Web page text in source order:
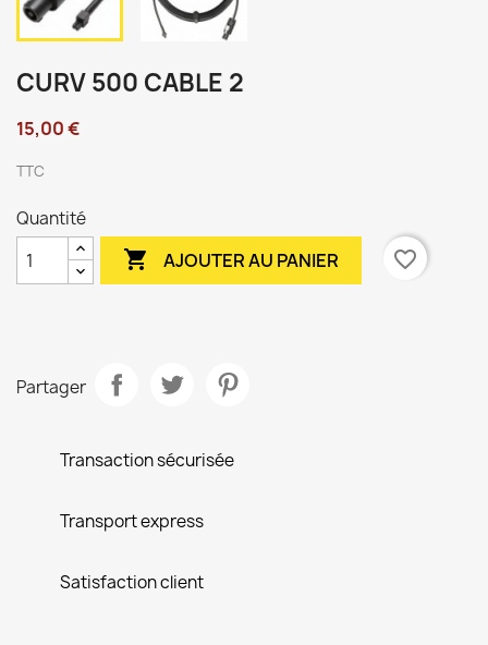
CURV 500 CABLE 2
15,00 €
TTC
Quantité
 AJOUTER AU PANIER favorite_border
Partager
Transaction sécurisée
Transport express
Satisfaction client